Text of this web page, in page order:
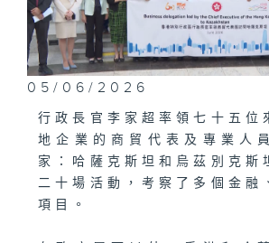
05/06/2026
行政長官李家超率領七十五位
地企業的商貿代表及專業人
家：哈薩克斯坦和烏茲別克斯
二十場活動，考察了多個金融
項目。